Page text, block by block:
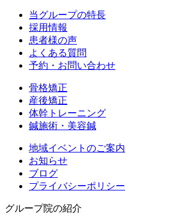
当グループの特長
採用情報
患者様の声
よくある質問
予約・お問い合わせ
骨格矯正
産後矯正
体幹トレーニング
鍼施術・美容鍼
地域イベントのご案内
お知らせ
ブログ
プライバシーポリシー
グループ院の紹介